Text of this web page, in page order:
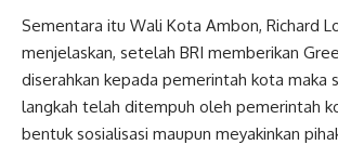
Sementara itu Wali Kota Ambon, Richard
menjelaskan, setelah BRI memberikan
diserahkan kepada pemerintah kota maka
langkah telah ditempuh oleh pemerintah
bentuk sosialisasi maupun meyakinkan